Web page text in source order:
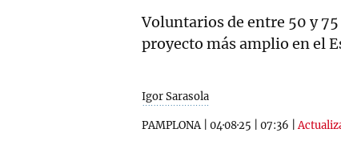
Voluntarios de entre 50 y
proyecto más amplio en el
Igor Sarasola
PAMPLONA| 04·08·25 07:36 |